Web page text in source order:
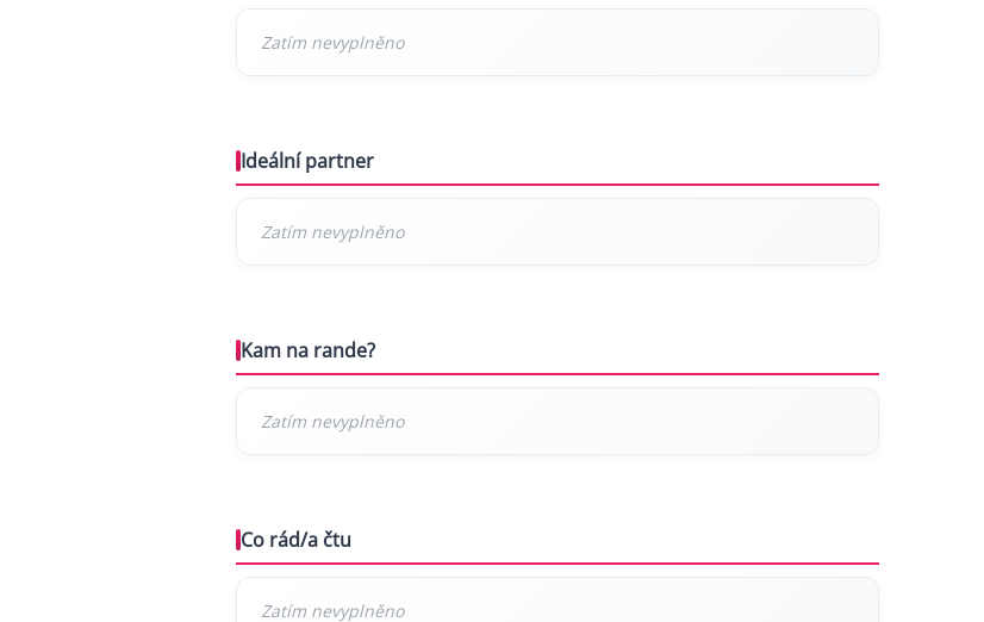
Ideální partner
Kam na rande?
Co rád/a čtu